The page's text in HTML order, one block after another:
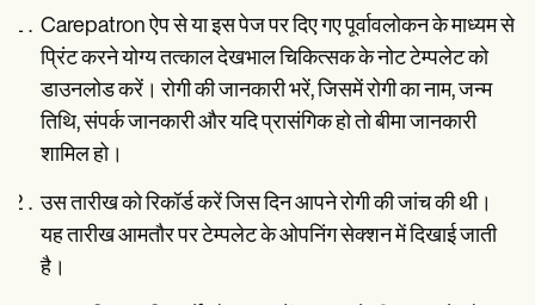
Carepatron ऐप से या इस पेज पर दिए गए पूर्वावलोकन के माध्यम से
प्रिंट करने योग्य तत्काल देखभाल चिकित्सक के नोट टेम्पलेट को
डाउनलोड करें। रोगी की जानकारी भरें, जिसमें रोगी का नाम, जन्म
तिथि, संपर्क जानकारी और यदि प्रासंगिक हो तो बीमा जानकारी
शामिल हो।
उस तारीख को रिकॉर्ड करें जिस दिन आपने रोगी की जांच की थी।
यह तारीख आमतौर पर टेम्पलेट के ओपनिंग सेक्शन में दिखाई जाती
है।